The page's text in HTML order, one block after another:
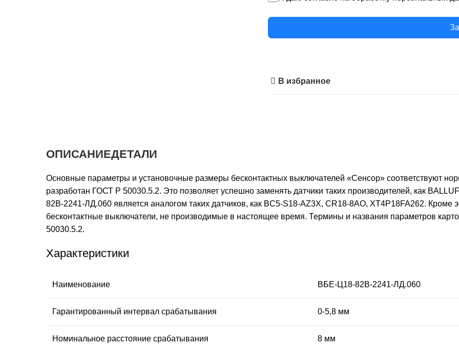
В избранное
ОПИСАНИЕДЕТАЛИ
Основные параметры и установочные размеры бесконтактных выключателей «Сенсор» соответствуют
разработан ГОСТ Р 50030.5.2. Это позволяет успешно заменять датчики таких производителей, как
82В-2241-ЛД.060 является аналогом таких датчиков, как BC5-S18-AZ3X, CR18-8AO, XT4P18FA262. Кроме
бесконтактные выключатели, не производимые в настоящее время. Термины и названия параметров
50030.5.2.
Характеристики
Наименование ВБЕ-Ц18-82В-2241-ЛД.060
Гарантированный интервал срабатывания 0-5,8 мм
Номинальное расстояние срабатывания 8 мм